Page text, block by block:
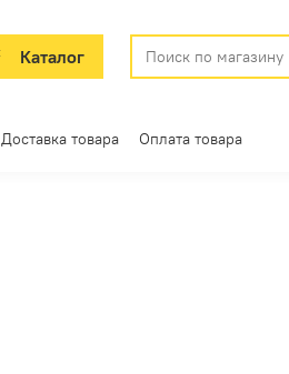
Каталог
Доставка товара Оплата товара